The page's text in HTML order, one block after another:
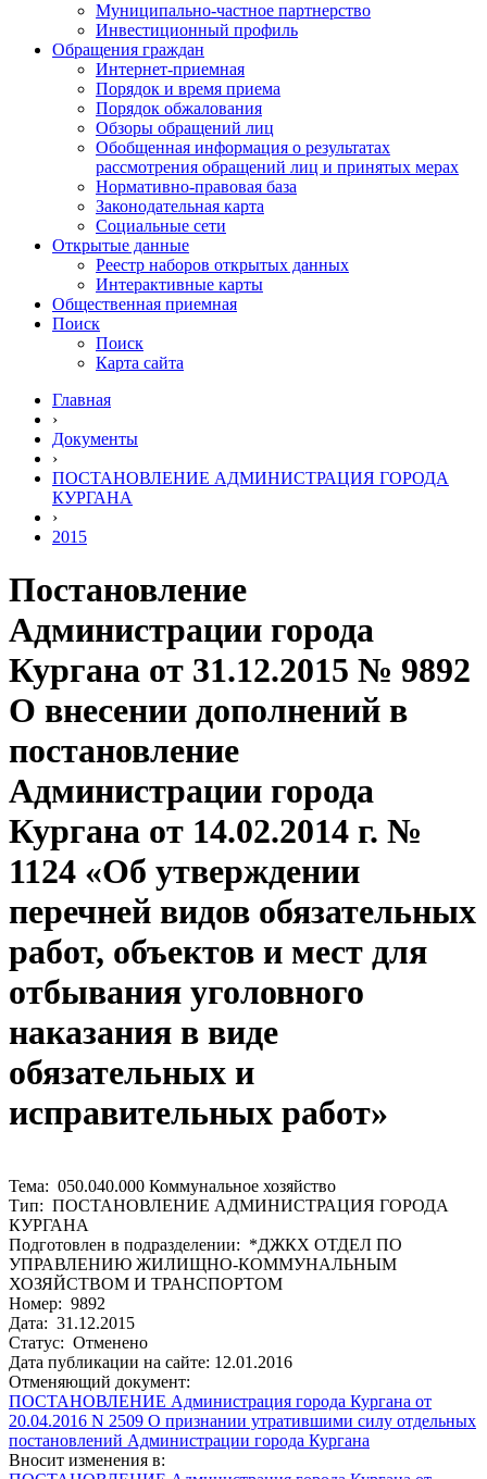
Муниципально-частное партнерство
Инвестиционный профиль
Обращения граждан
Интернет-приемная
Порядок и время приема
Порядок обжалования
Обзоры обращений лиц
Обобщенная информация о результатах
рассмотрения обращений лиц и принятых мерах
Нормативно-правовая база
Законодательная карта
Социальные сети
Открытые данные
Реестр наборов открытых данных
Интерактивные карты
Общественная приемная
Поиск
Поиск
Карта сайта
Главная
›
Документы
›
ПОСТАНОВЛЕНИЕ АДМИНИСТРАЦИЯ ГОРОДА
КУРГАНА
›
2015
Постановление
Администрации города
Кургана от 31.12.2015 № 9892
О внесении дополнений в
постановление
Администрации города
Кургана от 14.02.2014 г. №
1124 «Об утверждении
перечней видов обязательных
работ, объектов и мест для
отбывания уголовного
наказания в виде
обязательных и
исправительных работ»
Тема: 050.040.000 Коммунальное хозяйство
Тип: ПОСТАНОВЛЕНИЕ АДМИНИСТРАЦИЯ ГОРОДА
КУРГАНА
Подготовлен в подразделении: *ДЖКХ ОТДЕЛ ПО
УПРАВЛЕНИЮ ЖИЛИЩНО-КОММУНАЛЬНЫМ
ХОЗЯЙСТВОМ И ТРАНСПОРТОМ
Номер: 9892
Дата: 31.12.2015
Статус: Отменено
Дата публикации на сайте: 12.01.2016
Отменяющий документ:
ПОСТАНОВЛЕНИЕ Администрация города Кургана от
20.04.2016 N 2509 О признании утратившими силу отдельных
постановлений Администрации города Кургана
Вносит изменения в: